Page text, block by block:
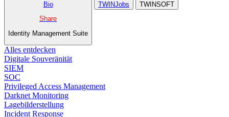
Bio
Share
Identity Management Suite
TWINJobs TWINSOFT
Alles entdecken
Digitale Souveränität
SIEM​
SOC
Privileged Access Management
Darknet Monitoring
Lagebilderstellung
Incident Response​